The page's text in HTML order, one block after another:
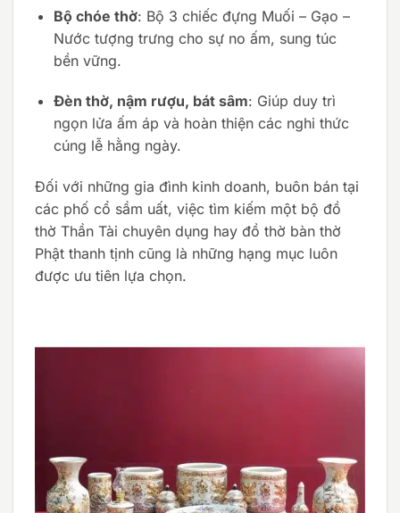
Bộ chóe thờ: Bộ 3 chiếc đựng Muối – Gạo –
Nước tượng trưng cho sự no ấm, sung túc
bền vững.
Đèn thờ, nậm rượu, bát sâm: Giúp duy trì
ngọn lửa ấm áp và hoàn thiện các nghi thức
cúng lễ hằng ngày.
Đối với những gia đình kinh doanh, buôn bán tại
các phố cổ sầm uất, việc tìm kiếm một bộ đồ
thờ Thần Tài chuyên dụng hay đồ thờ bàn thờ
Phật thanh tịnh cũng là những hạng mục luôn
được ưu tiên lựa chọn.